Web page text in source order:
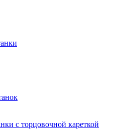
с торцовочной кареткой